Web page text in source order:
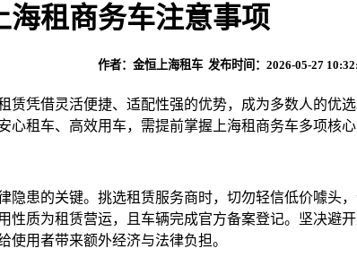
海租商务车注意事项
作者：金恒上海租车 发布时间：2026-05-27
凭借灵活便捷、适配性强的优势，成为多数人的优
租车、高效用车，需提前掌握上海租商务车多项核
隐患的关键。挑选租赁服务商时，切勿轻信低价噱头
质为租赁营运，且车辆完成官方备案登记。坚决避
用者带来额外经济与法律负担。